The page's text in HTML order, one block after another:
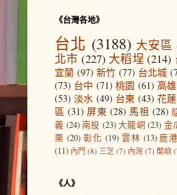
《台灣各地》
台北 (3188) 大安區
北市 (227) 大稻埕 (214)
宜蘭 (97) 新竹 (77) 台北城
(73) 台中 (71) 桃園 (61) 高雄
(53) 淡水 (49) 台東 (43) 花蓮
區 (31) 屏東 (28) 馬祖 (28)
義 (24) 南投 (23)大龍峒 (23) 金
栗 (20) 彰化 (19) 雲林 (13) 鹿港
(11) 內門 (8) 三芝 (7) 內灣 (7) 蘭嶼
《人》